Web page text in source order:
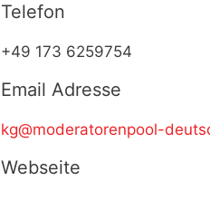
Telefon
+49 173 6259754
Email Adresse
kg@moderatorenpool-
Webseite